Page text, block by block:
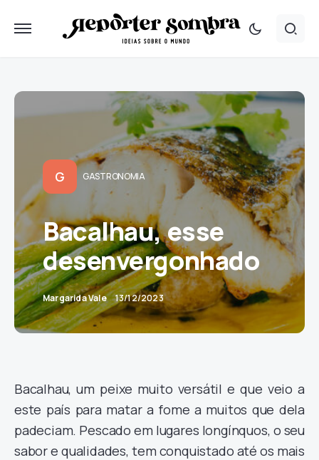
G GASTRONOMIA
Bacalhau, esse
desenvergonhado
Margarida Vale 13/12/2023
Bacalhau, um peixe muito versátil e que veio a
este país para matar a fome a muitos que dela
padeciam. Pescado em lugares longínquos, o seu
sabor e qualidades, tem conquistado até os mais